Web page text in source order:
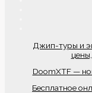
Джип-туры и
DoomXTF —
Бесплатное